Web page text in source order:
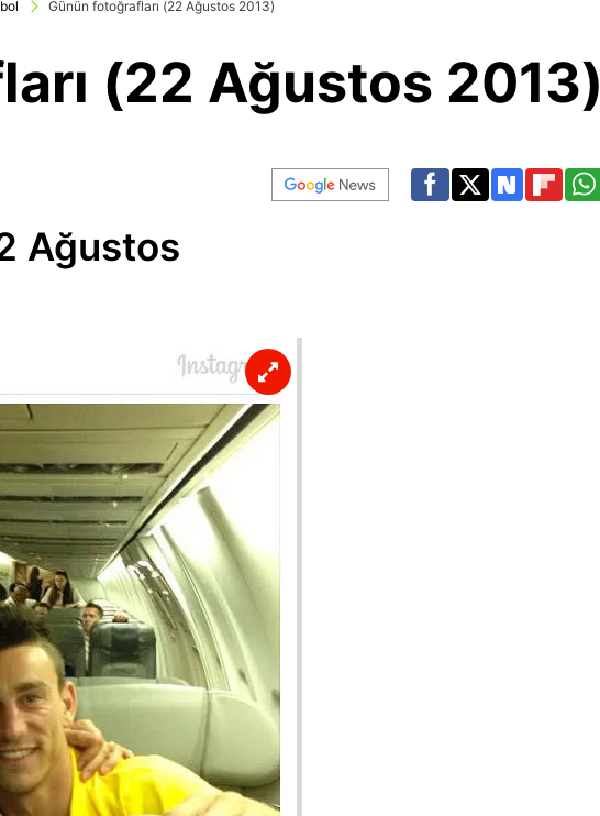
Günün fotoğrafları (22 Ağustos 2013)
(22 Ağustos 2013)
Ağustos